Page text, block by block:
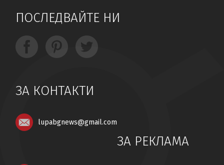
ПОСЛЕДВАЙТЕ НИ
ЗА КОНТАКТИ
lupabgnews@gmail.com
ЗА РЕКЛАМА